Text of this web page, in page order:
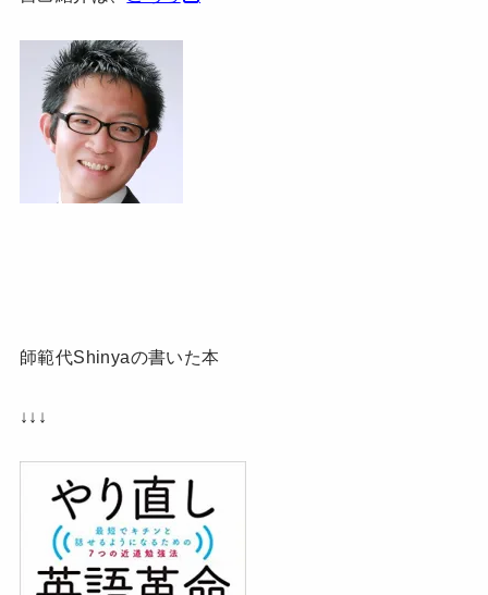
師範代Shinyaの書いた本
↓↓↓